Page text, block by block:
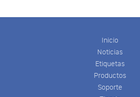
Inicio
Noticias
Etiquetas
Productos
Soporte